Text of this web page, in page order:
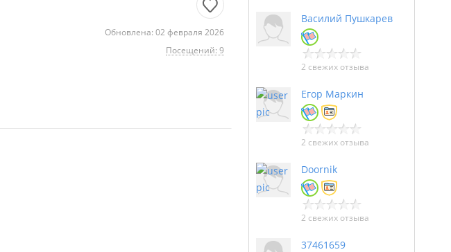
Обновлена: 02 февраля 2026
Посещений: 9
Василий Пушкарев
2 свежих отзыва
Егор Маркин
2 свежих отзыва
Doornik
2 свежих отзыва
37461659